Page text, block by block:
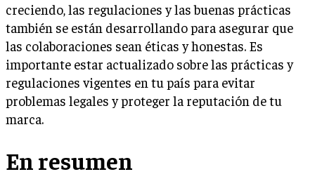
creciendo, las regulaciones y las buenas prácticas
también se están desarrollando para asegurar que
las colaboraciones sean éticas y honestas. Es
importante estar actualizado sobre las prácticas y
regulaciones vigentes en tu país para evitar
problemas legales y proteger la reputación de tu
marca.
En resumen